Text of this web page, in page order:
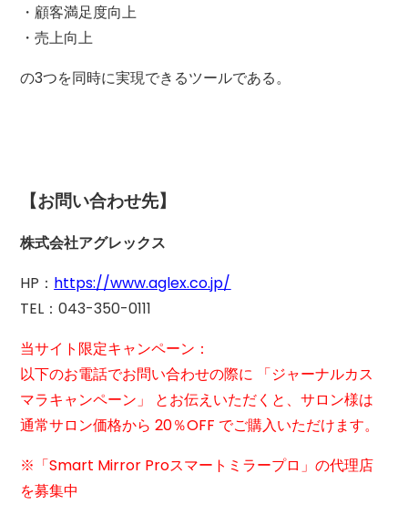
・顧客満足度向上
・売上向上
の3つを同時に実現できるツールである。
【お問い合わせ先】
株式会社アグレックス
HP： https://www.aglex.co.jp/
TEL：043-350-0111
当サイト限定キャンペーン：
以下のお電話でお問い合わせの際に 「ジャーナルカス
マラキャンペーン」 とお伝えいただくと、サロン様は
通常サロン価格から 20％OFF でご購入いただけます。
※「Smart Mirror Proスマートミラープロ」の代理店
を募集中